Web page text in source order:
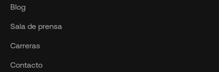
Blog
Sala de prensa
Carreras
Contacto